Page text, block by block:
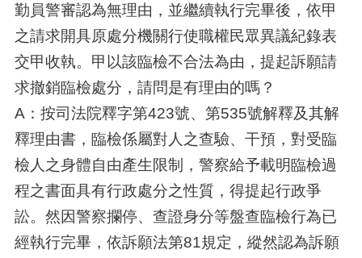
勤員警審認為無理由，並繼續執行完畢後，依甲
之請求開具原處分機關行使職權民眾異議紀錄表
交甲收執。甲以該臨檢不合法為由，提起訴願請
求撤銷臨檢處分，請問是有理由的嗎？
A：按司法院釋字第423號、第535號解釋及其解
釋理由書，臨檢係屬對人之查驗、干預，對受臨
檢人之身體自由產生限制，警察給予載明臨檢過
程之書面具有行政處分之性質，得提起行政爭
訟。然因警察攔停、查證身分等盤查臨檢行為已
經執行完畢，依訴願法第81規定，縱然認為訴願